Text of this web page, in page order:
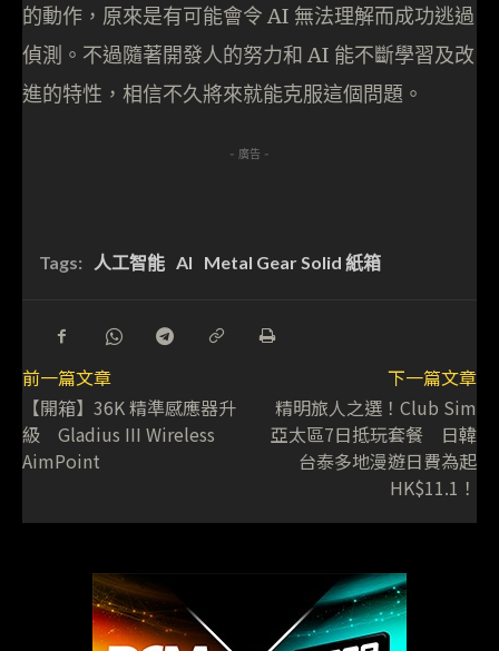
的動作，原來是有可能會令 AI 無法理解而成功逃過
偵測。不過隨著開發人的努力和 AI 能不斷學習及改
進的特性，相信不久將來就能克服這個問題。
- 廣告 -
Tags: 人工智能 AI Metal Gear Solid 紙箱
前一篇文章
【開箱】36K 精準感應器升
級 Gladius III Wireless
AimPoint
下一篇文章
精明旅人之選！Club Sim
亞太區7日抵玩套餐 日韓
台泰多地漫遊日費為起
HK$11.1！